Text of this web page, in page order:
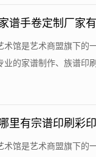
谱手卷定制厂家
术馆是艺术商盟旗下的
业的家谱制作、族谱印
里有宗谱印刷彩
术馆是艺术商盟旗下的